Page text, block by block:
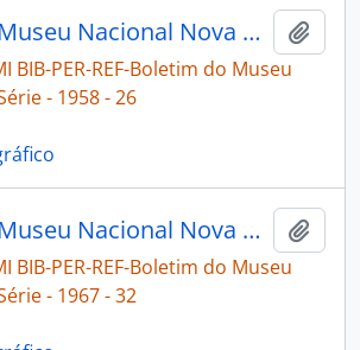
[Boletim do Museu Nacional Nova Série: Geologia]
BIB-PER-REF-Boletim do Museu
- 1958 - 26
[Boletim do Museu Nacional Nova Série: Geologia]
BIB-PER-REF-Boletim do Museu
- 1967 - 32